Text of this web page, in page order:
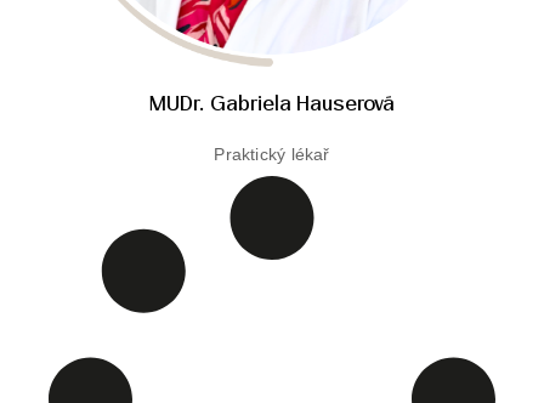
MUDr. Gabriela Hauserová
Praktický lékař